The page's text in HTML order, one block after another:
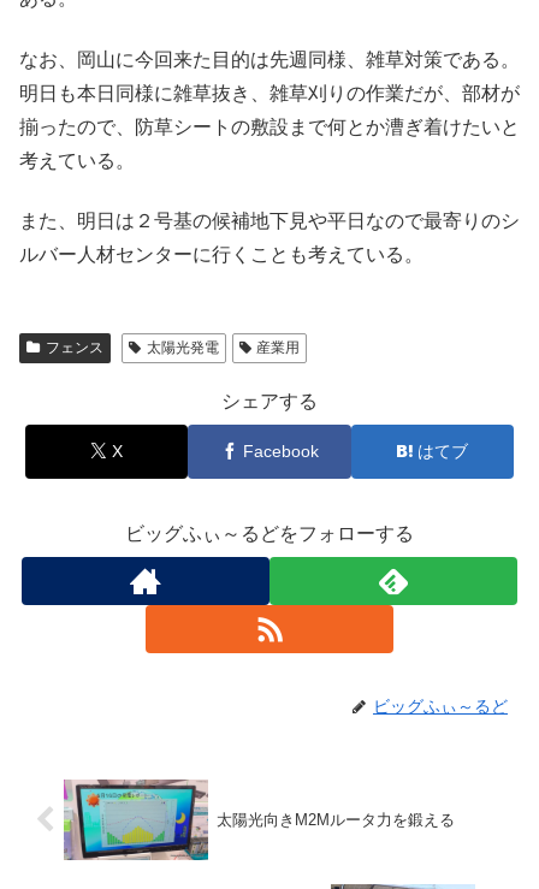
なお、岡山に今回来た目的は先週同様、雑草対策である。
明日も本日同様に雑草抜き、雑草刈りの作業だが、部材が
揃ったので、防草シートの敷設まで何とか漕ぎ着けたいと
考えている。
また、明日は２号基の候補地下見や平日なので最寄りのシ
ルバー人材センターに行くことも考えている。
フェンス 太陽光発電 産業用
シェアする
X Facebook はてブ
ビッグふぃ～るどをフォローする
ビッグふぃ～るど
太陽光向きM2Mルータ力を鍛える